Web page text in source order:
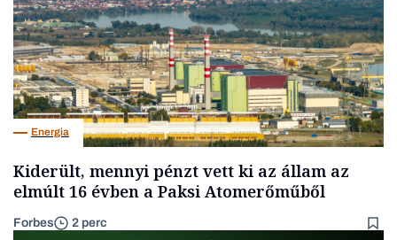
Energia
Kiderült, mennyi pénzt vett ki az állam az
elmúlt 16 évben a Paksi Atomerőműből
Forbes 2 perc